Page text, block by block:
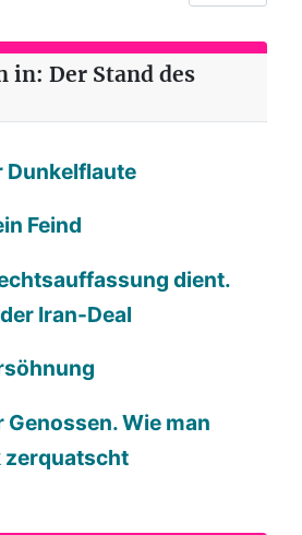
in: Der Stand des
Dunkelflaute
Feind
dient.
Iran-Deal
Genossen. Wie man
zerquatscht